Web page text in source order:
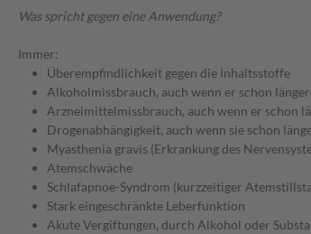
Was spricht gegen eine Anwendung?
Immer:
Überempfindlichkeit gegen die Inhaltsstoffe
Alkoholmissbrauch, auch wenn er schon
Arzneimittelmissbrauch, auch wenn er schon
Drogenabhängigkeit, auch wenn sie schon
Myasthenia gravis (Erkrankung des
Atemschwäche
Schlafapnoe-Syndrom (kurzzeitiger
Stark eingeschränkte Leberfunktion
Akute Vergiftungen, durch Alkohol oder